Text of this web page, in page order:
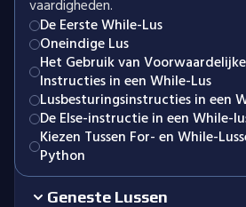
vaardigheden.
De Eerste While-Lus
Oneindige Lus
Het Gebruik van Voorwaardelijke
Instructies in een While-Lus
Lusbesturingsinstructies in een
De Else-instructie in een While-
Kiezen Tussen For- en While-
Python
Geneste Lussen